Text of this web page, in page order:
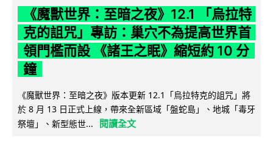
《魔獸世界：至暗之夜》12.1 「烏拉特
克的詛咒」專訪：巢穴不為提高世界首
領門檻而設 《諸王之眠》縮短約 10 分
鐘
《魔獸世界：至暗之夜》版本更新 12.1「烏拉特克的詛咒」將
於 8 月 13 日正式上線，帶來全新區域「盤蛇島」、地城「毒牙
祭壇」、新型態世...
閱讀全文